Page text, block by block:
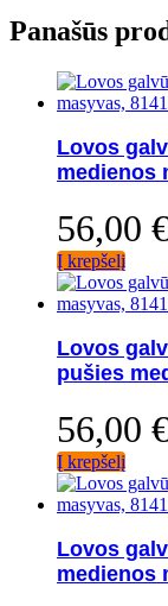
Panašūs
Lovos
medienos
56,00
Į krepšelį
Lovos
pušies
56,00
Į krepšelį
Lovos
medienos